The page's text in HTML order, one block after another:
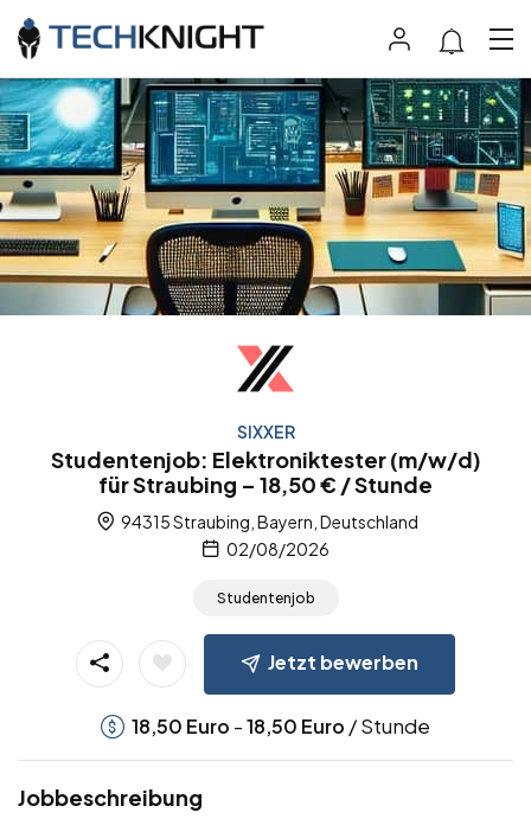
SIXXER
Studentenjob: Elektroniktester (m/w/d)
für Straubing – 18,50 € / Stunde
94315 Straubing, Bayern, Deutschland
02/08/2026
Studentenjob
Jetzt bewerben
18,50 Euro -18,50 Euro / Stunde
Jobbeschreibung